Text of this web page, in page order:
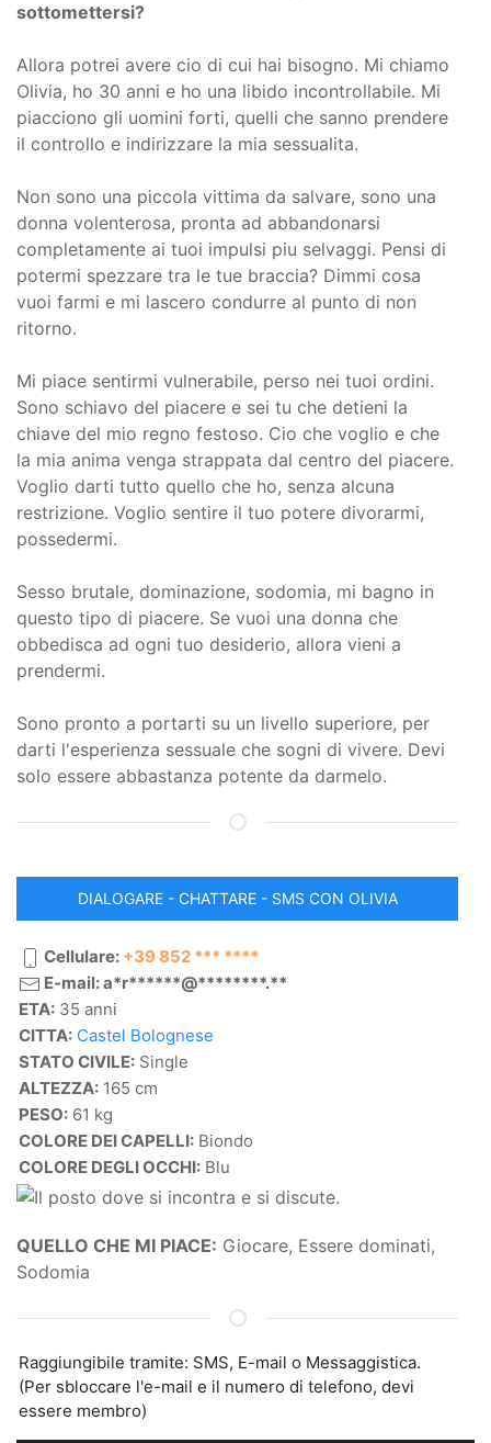
sottomettersi?
Allora potrei avere cio di cui hai bisogno. Mi chiamo
Olivia, ho 30 anni e ho una libido incontrollabile. Mi
piacciono gli uomini forti, quelli che sanno prendere
il controllo e indirizzare la mia sessualita.
Non sono una piccola vittima da salvare, sono una
donna volenterosa, pronta ad abbandonarsi
completamente ai tuoi impulsi piu selvaggi. Pensi di
potermi spezzare tra le tue braccia? Dimmi cosa
vuoi farmi e mi lascero condurre al punto di non
ritorno.
Mi piace sentirmi vulnerabile, perso nei tuoi ordini.
Sono schiavo del piacere e sei tu che detieni la
chiave del mio regno festoso. Cio che voglio e che
la mia anima venga strappata dal centro del piacere.
Voglio darti tutto quello che ho, senza alcuna
restrizione. Voglio sentire il tuo potere divorarmi,
possedermi.
Sesso brutale, dominazione, sodomia, mi bagno in
questo tipo di piacere. Se vuoi una donna che
obbedisca ad ogni tuo desiderio, allora vieni a
prendermi.
Sono pronto a portarti su un livello superiore, per
darti l'esperienza sessuale che sogni di vivere. Devi
solo essere abbastanza potente da darmelo.
DIALOGARE - CHATTARE - SMS CON OLIVIA
Cellulare: +39 852 *** ****
E-mail: a*r******@********.**
ETA: 35 anni
CITTA: Castel Bolognese
STATO CIVILE: Single
ALTEZZA: 165 cm
PESO: 61 kg
COLORE DEI CAPELLI: Biondo
COLORE DEGLI OCCHI: Blu
QUELLO CHE MI PIACE: Giocare, Essere dominati,
Sodomia
Raggiungibile tramite: SMS, E-mail o Messaggistica.
(Per sbloccare l'e-mail e il numero di telefono, devi
essere membro)